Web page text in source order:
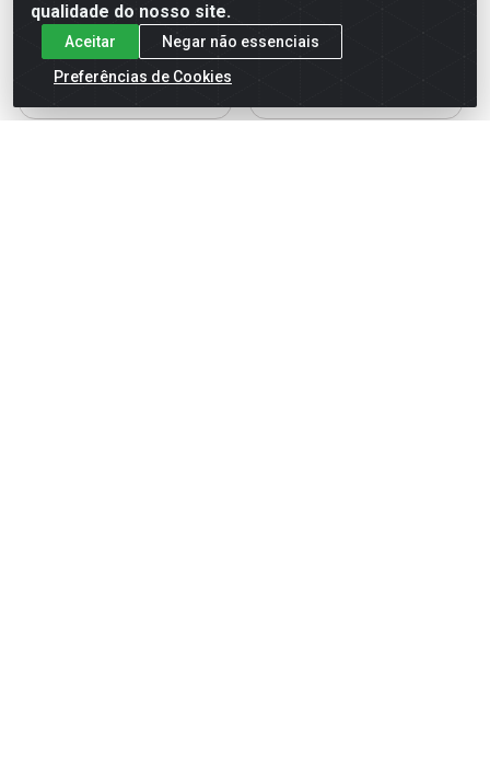
Faça seu login ou
cadastre-se para
ver preços e
comprar
Faça seu login ou
cadastre-se para
ver preços e
qualidade do nosso site.
Aceitar
Negar não essenciais
Preferências de Cookies